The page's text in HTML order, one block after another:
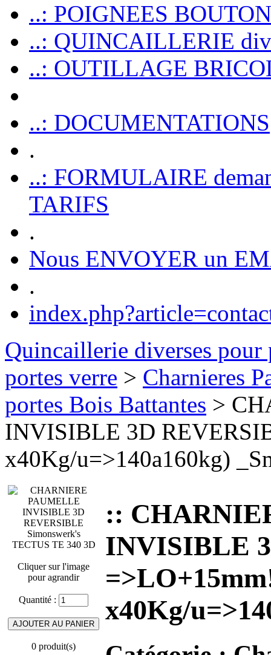
..: POIGNEES
..: QUINCAILLERIE
..: OUTILLAGE
..: DOCUMENTATIONS
.
..: FORMULAIRE
TARIFS
.
Nous ENVOYER un
.
Quincaillerie diverses pour
portes verre > Charnieres
portes Bois Battantes >
INVISIBLE 3D
x40Kg/u=>140a160kg)
Cliquer sur l'image
pour agrandir
Quantité :
0 produit(s)
::
INVISIBLE
x40Kg/